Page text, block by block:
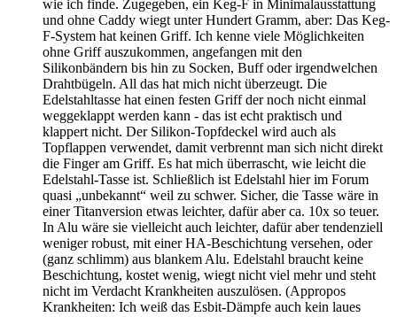
wie ich finde. Zugegeben, ein Keg-F in Minimalausstattung
und ohne Caddy wiegt unter Hundert Gramm, aber: Das Keg-
F-System hat keinen Griff. Ich kenne viele Möglichkeiten
ohne Griff auszukommen, angefangen mit den
Silikonbändern bis hin zu Socken, Buff oder irgendwelchen
Drahtbügeln. All das hat mich nicht überzeugt. Die
Edelstahltasse hat einen festen Griff der noch nicht einmal
weggeklappt werden kann - das ist echt praktisch und
klappert nicht. Der Silikon-Topfdeckel wird auch als
Topflappen verwendet, damit verbrennt man sich nicht direkt
die Finger am Griff. Es hat mich überrascht, wie leicht die
Edelstahl-Tasse ist. Schließlich ist Edelstahl hier im Forum
quasi „unbekannt“ weil zu schwer. Sicher, die Tasse wäre in
einer Titanversion etwas leichter, dafür aber ca. 10x so teuer.
In Alu wäre sie vielleicht auch leichter, dafür aber tendenziell
weniger robust, mit einer HA-Beschichtung versehen, oder
(ganz schlimm) aus blankem Alu. Edelstahl braucht keine
Beschichtung, kostet wenig, wiegt nicht viel mehr und steht
nicht im Verdacht Krankheiten auszulösen. (Appropos
Krankheiten: Ich weiß das Esbit-Dämpfe auch kein laues